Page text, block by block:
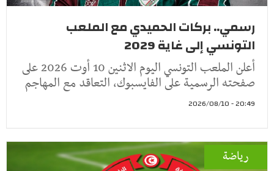
رسمي.. بركات الحميدي مع الملعب
التونسي إلى غاية 2029
أعلن الملعب التونسي اليوم الاثنين 10 أوت 2026 على
صفحته الرسمية على الفايسبوك، التعاقد مع المهاجم
20:49 - 2026/08/10
رياضة